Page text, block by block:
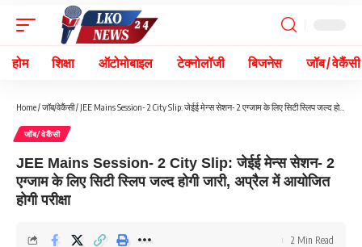
होम शिक्षा ऑटोमोबाइल टेक्नोलॉजी बिजनेस जॉब / वेकैंसी
Home/जॉब/वेकैंसी/ JEE Mains Session- 2 City Slip: जेईई मेन्स सेशन- 2 एग्जाम के लिए सिटी स्लिप जल्द होगी जारी, अप्रैल में आयोजित होगी परीक्षा
जॉब/वेकैंसी
JEE Mains Session- 2 City Slip: जेईई मेन्स सेशन- 2
एग्जाम के लिए सिटी स्लिप जल्द होगी जारी, अप्रैल में आयोजित
होगी परीक्षा
2 Min Read